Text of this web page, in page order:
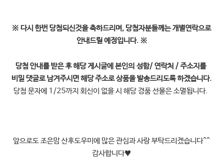
※ 다시 한번 당첨되신것을 축하드리며, 당첨자분들께는 개별연락으로
안내드릴 예정입니다. ※
당첨 안내를 받은 후 해당 게시글에 본인의 성함/ 연락처 / 주소지를
비밀 댓글로 남겨주시면 해당 주소로 상품을 발송드리도록 하겠습니다.
당첨 문자에 1/25까지 회신이 없을 시 해당 경품 선물은 소멸됩니다.
앞으로도 조은맘 산후도우미에 많은 관심과 사랑 부탁드리겠습니다^^
감사합니다♥